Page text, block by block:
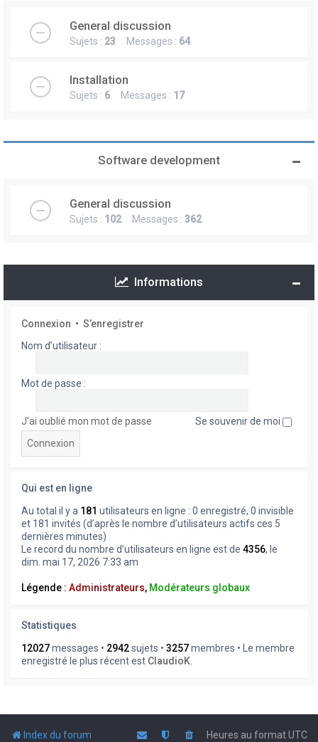
General discussion
Sujets : 23 Messages : 64
Installation
Sujets : 6 Messages : 17
Software development
General discussion
Sujets : 102Messages : 362
Informations
Connexion • S’enregistrer
Nom d’utilisateur :
Mot de passe :
J’ai oublié mon mot de passe Se souvenir de moi
Qui est en ligne
Au total il y a 181 utilisateurs en ligne : 0 enregistré, 0 invisible
et 181 invités (d’après le nombre d’utilisateurs actifs ces 5
dernières minutes)
Le record du nombre d’utilisateurs en ligne est de 4356, le
dim. mai 17, 2026 7:33 am
Légende : Administrateurs, Modérateurs globaux
Statistiques
12027messages • 2942sujets • 3257membres • Le membre
enregistré le plus récent est ClaudioK
Index du forum Heures au formatUTC